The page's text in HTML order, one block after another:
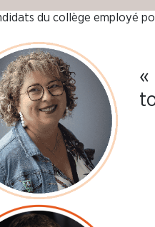
du collège employé
«